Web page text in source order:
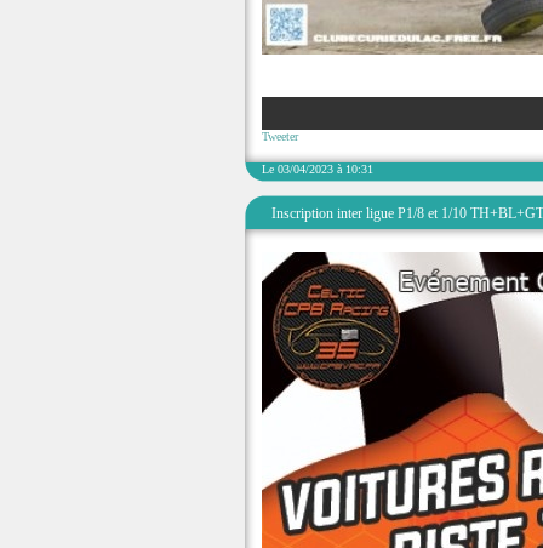
Tweeter
Le 03/04/2023 à 10:31
Inscription inter ligue P1/8 et 1/10